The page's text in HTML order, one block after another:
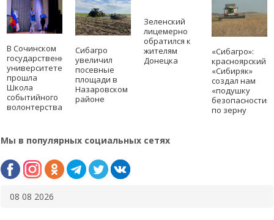
В Сочинском
государственном
университете
прошла
Школа
событийного
волонтерства
Сибагро
увеличил
посевные
площади в
Назаровском
районе
Зеленский
лицемерно
обратился к
жителям
Донецка
«Сибагро»:
красноярский
«Сибиряк»
создал нам
«подушку
безопасности»
по зерну
Мы в популярных социальных сетях
08 08 2026